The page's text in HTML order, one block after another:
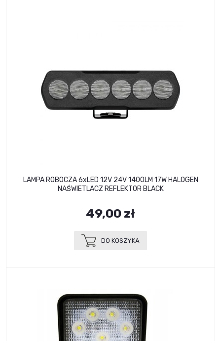
LAMPA ROBOCZA 6xLED 12V 24V 1400LM 17W HALOGEN
NAŚWIETLACZ REFLEKTOR BLACK
49,00 zł
DO KOSZYKA